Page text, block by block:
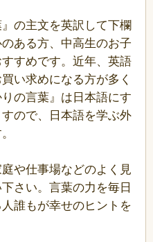
の主文を英訳して下欄
ある方、中高生のお子
すめです。近年、英語
い求めになる方が多く
の言葉』は日本語にす
ので、日本語を学ぶ外
や仕事場などのよく見
さい。言葉の力を毎日
誰もが幸せのヒントを